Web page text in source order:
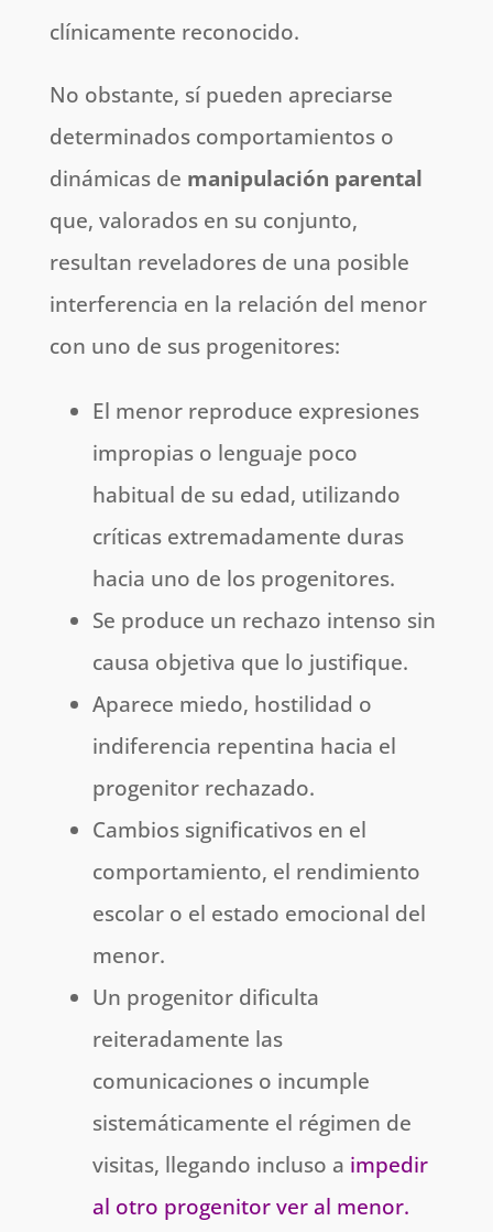
clínicamente reconocido.
No obstante, sí pueden apreciarse
determinados comportamientos o
dinámicas de manipulación parental
que, valorados en su conjunto,
resultan reveladores de una posible
interferencia en la relación del menor
con uno de sus progenitores:
El menor reproduce expresiones
impropias o lenguaje poco
habitual de su edad, utilizando
críticas extremadamente duras
hacia uno de los progenitores.
Se produce un rechazo intenso sin
causa objetiva que lo justifique.
Aparece miedo, hostilidad o
indiferencia repentina hacia el
progenitor rechazado.
Cambios significativos en el
comportamiento, el rendimiento
escolar o el estado emocional del
menor.
Un progenitor dificulta
reiteradamente las
comunicaciones o incumple
sistemáticamente el régimen de
visitas, llegando incluso a impedir
al otro progenitor ver al menor.